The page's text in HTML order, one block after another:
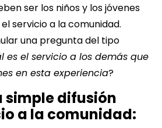
ser los niños y los jóvenes
servicio a la comunidad.
una pregunta del tipo
es el servicio a los demás que
en esta experiencia?
simple difusión
a la comunidad: